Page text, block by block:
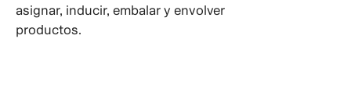
asignar, inducir, embalar y envolver
productos.